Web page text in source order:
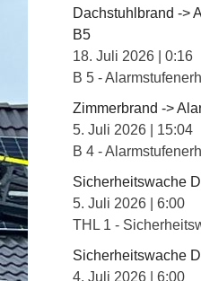
Dachstuhlbrand ->
B5
18. Juli 2026 |0:16
B 5 -
Zimmerbrand ->
5. Juli 2026
15:04
B 4 -
Sicherheitswache
5. Juli 2026 |6:00
THL 1 -
Sicherheitswache
4. Juli 2026 |6:00